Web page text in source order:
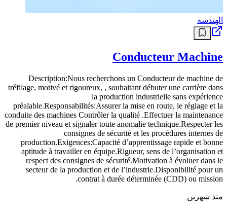
الهندسة
Conducteur Machine